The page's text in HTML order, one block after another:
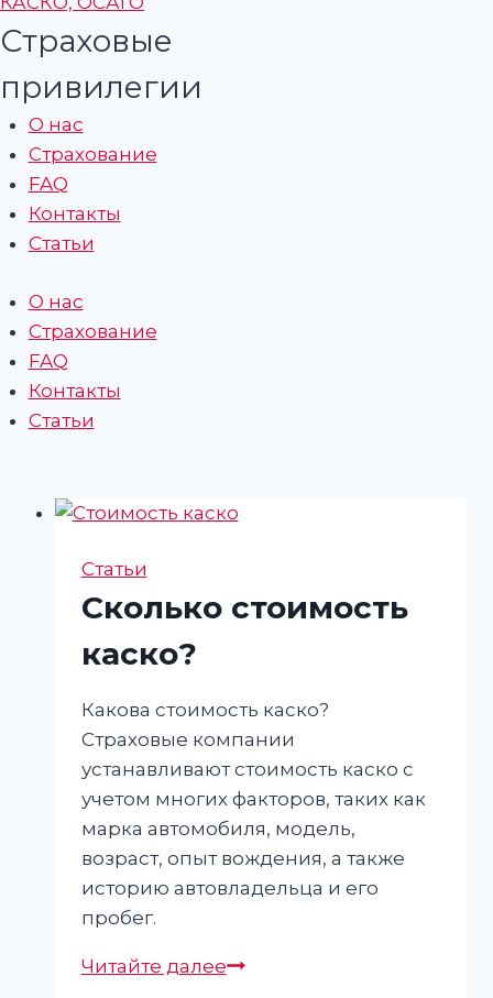
Страховые
привилегии
О нас
Страхование
FAQ
Контакты
Статьи
О нас
Страхование
FAQ
Контакты
Статьи
Статьи
Сколько стоимость
каско?
Какова стоимость каско?
Страховые компании
устанавливают стоимость каско с
учетом многих факторов, таких как
марка автомобиля, модель,
возраст, опыт вождения, а также
историю автовладельца и его
пробег.
Читайте далееСколько